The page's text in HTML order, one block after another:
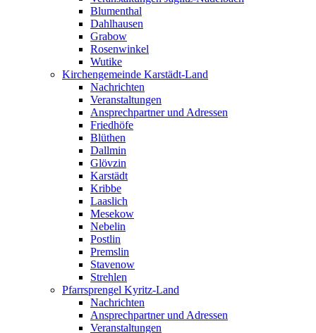
Blumenthal
Dahlhausen
Grabow
Rosenwinkel
Wutike
Kirchengemeinde Karstädt-Land
Nachrichten
Veranstaltungen
Ansprechpartner und Adressen
Friedhöfe
Blüthen
Dallmin
Glövzin
Karstädt
Kribbe
Laaslich
Mesekow
Nebelin
Postlin
Premslin
Stavenow
Strehlen
Pfarrsprengel Kyritz-Land
Nachrichten
Ansprechpartner und Adressen
Veranstaltungen